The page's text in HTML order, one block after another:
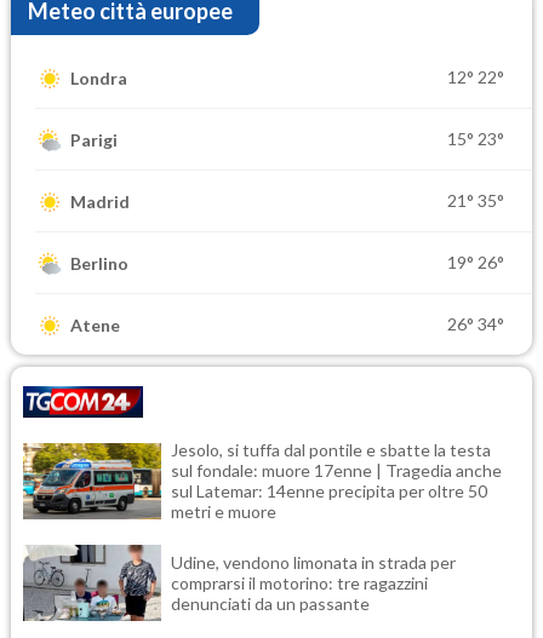
Meteo città europee
Londra 12° 22°
Parigi 15° 23°
Madrid 21° 35°
Berlino 19° 26°
Atene 26° 34°
Jesolo, si tuffa dal pontile e sbatte la testa
sul fondale: muore 17enne | Tragedia anche
sul Latemar: 14enne precipita per oltre 50
metri e muore
Udine, vendono limonata in strada per
comprarsi il motorino: tre ragazzini
denunciati da un passante